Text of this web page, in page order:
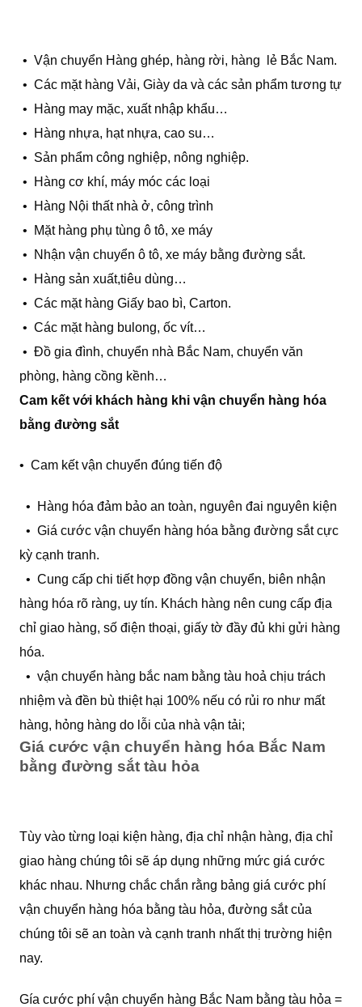
• Vận chuyển Hàng ghép, hàng rời, hàng lẻ Bắc Nam.
• Các mặt hàng Vải, Giày da và các sản phẩm tương tự
• Hàng may mặc, xuất nhập khẩu…
• Hàng nhựa, hạt nhựa, cao su…
• Sản phẩm công nghiệp, nông nghiệp.
• Hàng cơ khí, máy móc các loại
• Hàng Nội thất nhà ở, công trình
• Mặt hàng phụ tùng ô tô, xe máy
• Nhận vận chuyển ô tô, xe máy bằng đường sắt.
• Hàng sản xuất,tiêu dùng…
• Các mặt hàng Giấy bao bì, Carton.
• Các mặt hàng bulong, ốc vít…
• Đồ gia đình, chuyển nhà Bắc Nam, chuyển văn
phòng, hàng cồng kềnh…
Cam kết với khách hàng khi vận chuyển hàng hóa
bằng đường sắt
• Cam kết vận chuyển đúng tiến độ
• Hàng hóa đảm bảo an toàn, nguyên đai nguyên kiện
• Giá cước vận chuyển hàng hóa bằng đường sắt cực
kỳ cạnh tranh.
• Cung cấp chi tiết hợp đồng vận chuyển, biên nhận
hàng hóa rõ ràng, uy tín. Khách hàng nên cung cấp địa
chỉ giao hàng, số điện thoại, giấy tờ đầy đủ khi gửi hàng
hóa.
• vận chuyển hàng bắc nam bằng tàu hoả chịu trách
nhiệm và đền bù thiệt hại 100% nếu có rủi ro như mất
hàng, hỏng hàng do lỗi của nhà vận tải;
Giá cước vận chuyển hàng hóa Bắc Nam
bằng đường sắt tàu hỏa
Tùy vào từng loại kiện hàng, địa chỉ nhận hàng, địa chỉ
giao hàng chúng tôi sẽ áp dụng những mức giá cước
khác nhau. Nhưng chắc chắn rằng bảng giá cước phí
vận chuyển hàng hóa bằng tàu hỏa, đường sắt của
chúng tôi sẽ an toàn và cạnh tranh nhất thị trường hiện
nay.
Gía cước phí vận chuyển hàng Bắc Nam bằng tàu hỏa =